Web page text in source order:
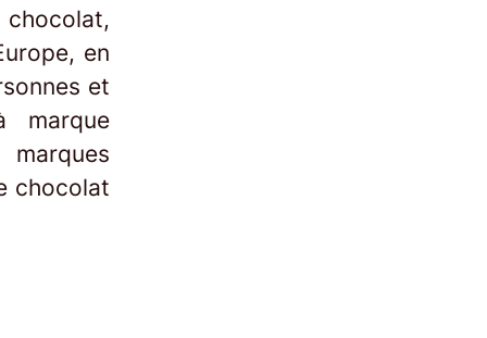
en
et
marque
chocolat